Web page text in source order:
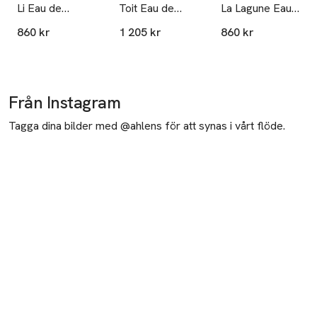
Li Eau de
Toilette
860 kr
Toit Eau de
Toilette
1 205 kr
La Lagune Eau
de Toilette
860 kr
Från Instagram
Tagga dina bilder med @ahlens för att synas i vårt flöde.